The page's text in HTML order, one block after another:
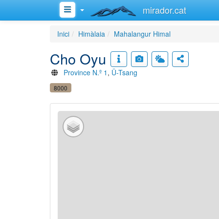
mirador.cat
Inici Himàlaia Mahalangur Himal
Cho Oyu
Province N.º 1 , Ü-Tsang
8000